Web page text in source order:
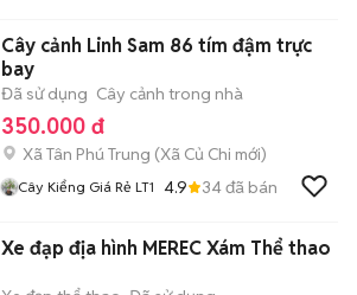
Cây cảnh Linh Sam 86 tím đậm trực
bay
Đã sử dụng Cây cảnh trong nhà
350.000 đ
Xã Tân Phú Trung (Xã Củ Chi mới)
Cây Kiểng Giá Rẻ LT1 4.9 34đã bán
Xe đạp địa hình MEREC Xám Thể thao